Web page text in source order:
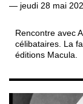
— jeudi 28 mai
Rencontre avec
célibataires. La
éditions Macula.